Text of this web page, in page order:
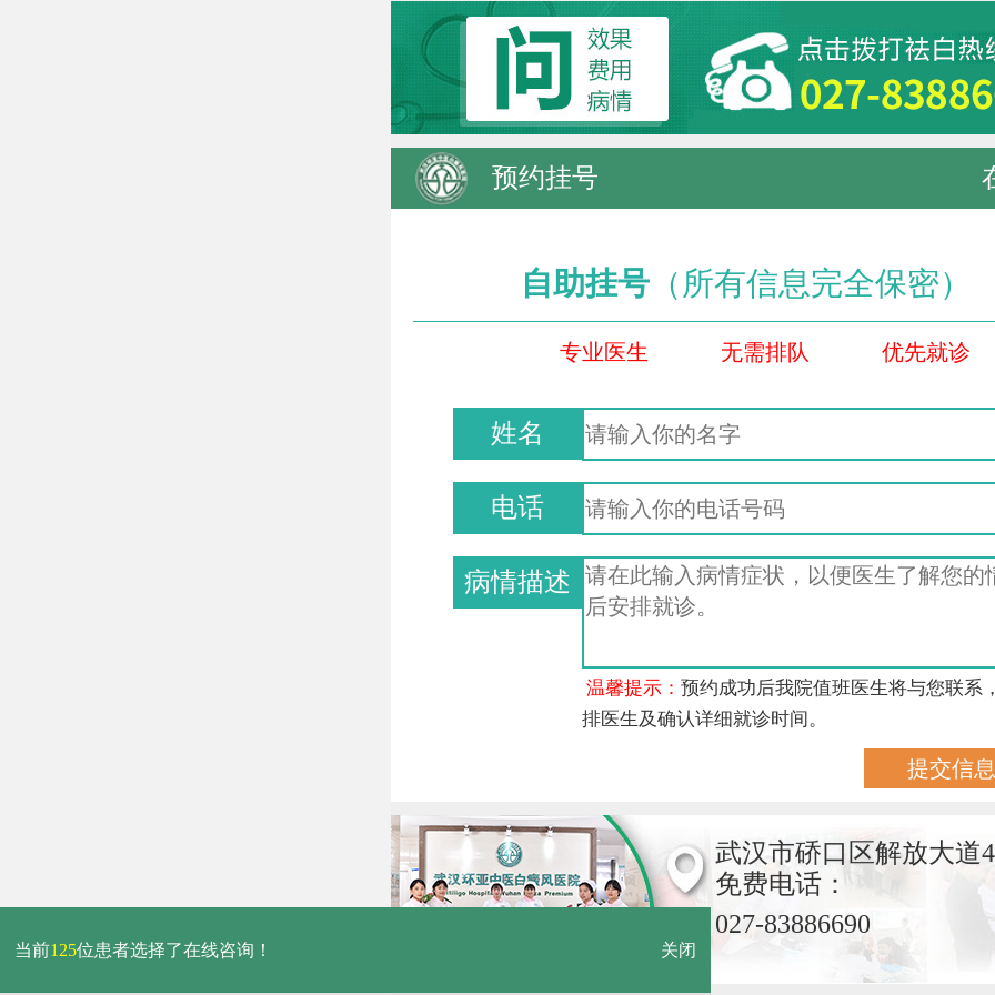
预约挂号
自助挂号 （所有信息完全保密）
专业医生 无需排队 优先就诊
姓名
电话
病情描述
温馨提示：预约成功后我院值班医生将与您联系
排医生及确认详细就诊时间。
武汉市硚口区解放大道
免费电话：
027-83886690
当前125位患者选择了在线咨询！ 关闭